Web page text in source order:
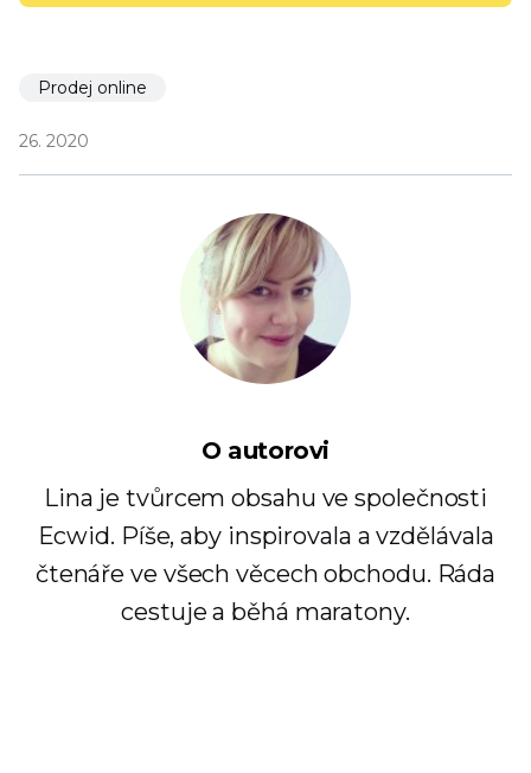
Prodej online
26. 2020
O autorovi
Lina je tvůrcem obsahu ve společnosti
Ecwid. Píše, aby inspirovala a vzdělávala
čtenáře ve všech věcech obchodu. Ráda
cestuje a běhá maratony.